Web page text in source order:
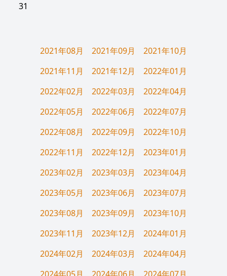
31
2021年08月 2021年09月
2021年10月
2021年11月
2021年12月
2022年01月
2022年02月
2022年03月
2022年04月
2022年05月
2022年06月
2022年07月
2022年08月
2022年09月
2022年10月
2022年11月
2022年12月
2023年01月
2023年02月
2023年03月
2023年04月
2023年05月
2023年06月
2023年07月
2023年08月
2023年09月
2023年10月
2023年11月
2023年12月
2024年01月
2024年02月
2024年03月
2024年04月